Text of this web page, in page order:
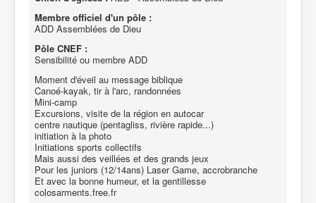
Membre officiel d'un pôle :
ADD Assemblées de Dieu
Pôle CNEF :
Sensibilité ou membre ADD
Moment d'éveil au message biblique
Canoé-kayak, tir à l'arc, randonnées
Mini-camp
Excursions, visite de la région en autocar
centre nautique (pentagliss, rivière rapide...)
initiation à la photo
Initiations sports collectifs
Mais aussi des veillées et des grands jeux
Pour les juniors (12/14ans) Laser Game, accrobranche
Et avec la bonne humeur, et la gentillesse
colosarments.free.fr